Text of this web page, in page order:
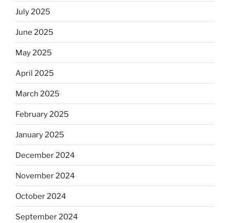
July 2025
June 2025
May 2025
April 2025
March 2025
February 2025
January 2025
December 2024
November 2024
October 2024
September 2024